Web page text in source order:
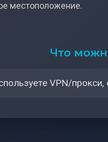
местоположение.
Что
VPN/